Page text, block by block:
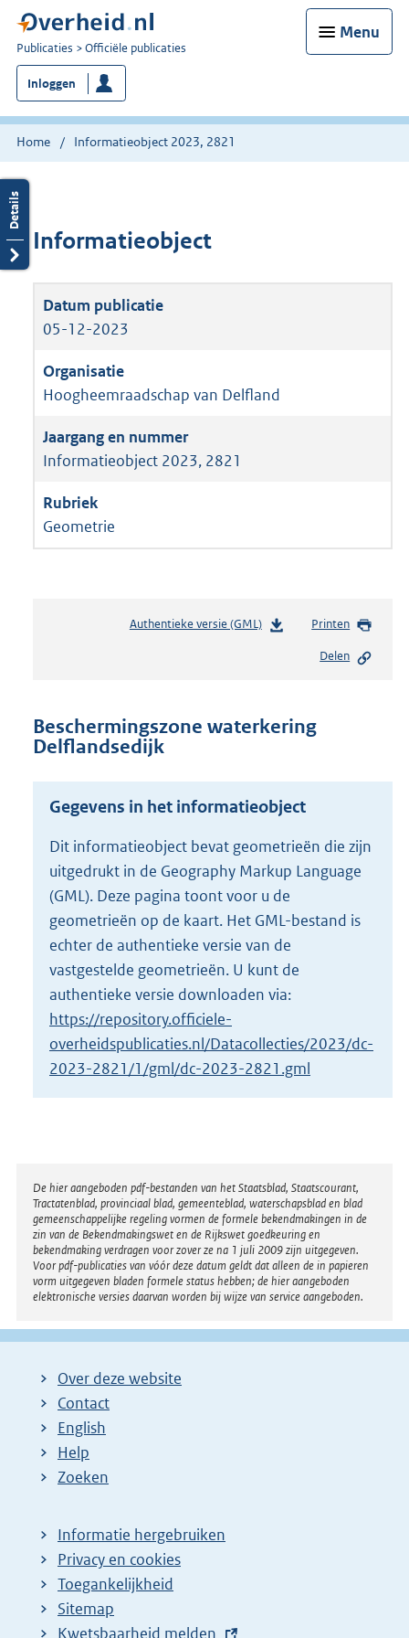
Menu
U
bent
nu
hier:
Publicaties Officiële publicaties
Inloggen
Home Informatieobject 2023, 2821
Informatieobject
05-12-2023
Hoogheemraadschap van Delfland
Informatieobject 2023, 2821
Geometrie
Authentieke versie (GML)b
n
o
t
t
e
:
2
2
5
K
Printen
Delen
Beschermingszone waterkering
Delflandsedijk
Gegevens in het informatieobject
Dit informatieobject bevat geometrieën die zijn
uitgedrukt in de Geography Markup Language
(GML). Deze pagina toont voor u de
geometrieën op de kaart. Het GML-bestand is
echter de authentieke versie van de
vastgestelde geometrieën. U kunt de
authentieke versie downloaden via:
https://repository.officiele-
overheidspublicaties.nl/Datacollecties/2023/dc-
2023-2821/1/gml/dc-2023-2821.gml
Disclaimer
De hier aangeboden pdf-bestanden van het Staatsblad, Staatscourant,
Tractatenblad, provinciaal blad, gemeenteblad, waterschapsblad en blad
gemeenschappelijke regeling vormen de formele bekendmakingen in de
zin van de Bekendmakingswet en de Rijkswet goedkeuring en
bekendmaking verdragen voor zover ze na 1 juli 2009 zijn uitgegeven.
Voor pdf-publicaties van vóór deze datum geldt dat alleen de in papieren
vorm uitgegeven bladen formele status hebben; de hier aangeboden
elektronische versies daarvan worden bij wijze van service aangeboden.
Over deze website
Contact
English
Help
Zoeken
Informatie hergebruiken
Privacy en cookies
Toegankelijkheid
Sitemap
E
Kwetsbaarheid melden